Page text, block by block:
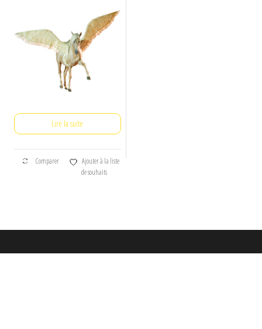
Lire la suite
Comparer
Ajouter à la liste
de souhaits